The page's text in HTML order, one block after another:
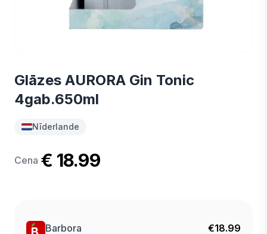
Glāzes AURORA Gin Tonic
4gab.650ml
Nīderlande
Cena € 18.99
Barbora €18.99